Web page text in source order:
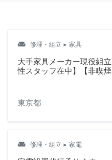
weekend 修理・組立 ▸ 家具
大手家具メーカー現役組
性スタッフ在中】【非喫煙
東京都
weekend 修理・組立 ▸ 家電